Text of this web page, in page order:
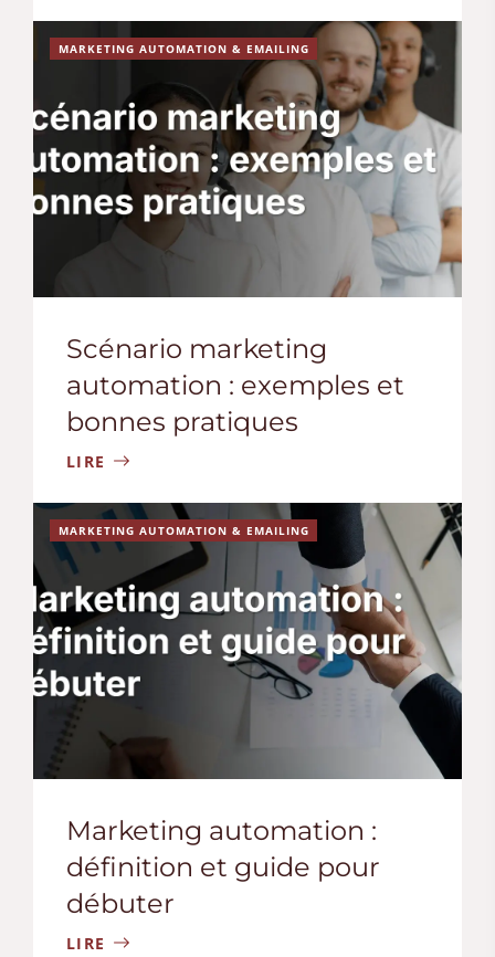
MARKETING AUTOMATION & EMAILING
Scénario marketing
automation : exemples et
bonnes pratiques
LIRE
MARKETING AUTOMATION & EMAILING
Marketing automation :
définition et guide pour
débuter
LIRE